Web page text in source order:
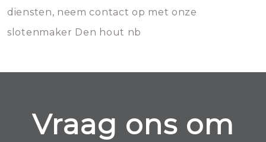
diensten, neem contact op met onze
slotenmaker Den hout nb
Vraag ons om